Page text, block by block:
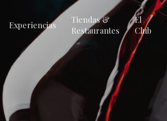
Experiencias
Tiendas &
Restaurantes
El
Club